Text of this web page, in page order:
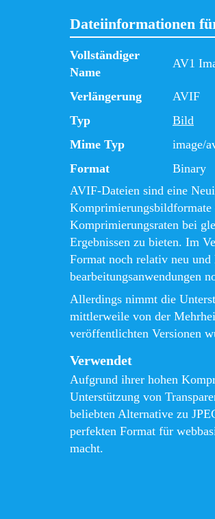
Dateiinformationen
Vollständiger
Name
AV1
Verlängerung
AVIF
Typ
Bild
Mime Typ
image/
Format
Binary
AVIF-Dateien sind eine
Komprimierungsbildformate
Komprimierungsraten bei
Ergebnissen zu bieten. Im
Format noch relativ neu
bearbeitungsanwendungen
Allerdings nimmt die
mittlerweile von der
veröffentlichten Versionen
Verwendet
Aufgrund ihrer hohen
Unterstützung von
beliebten Alternative zu
perfekten Format für
macht.